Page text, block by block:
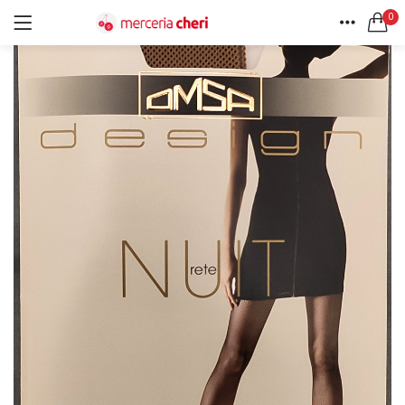
0
HOME
ACCOUNT
ACCEDI REGISTRATI
Password dimenticata?
CERCA IN:
Tutte le categorie
Accessori Design (56)
Accessori merceria (94)
Cesti portalavoro (8)
Aghi e spilli (24)
Applicazioni (26)
Bottoni Vintage (204)
Lotti di Bottoni vintage (27)
Bottoni/alamari/automatici (46)
Cappelli (16)